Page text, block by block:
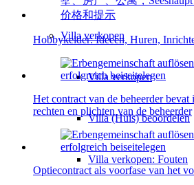
Villaverkopen
Villa verkopen
Villa (Huis) beoordelen
Villa verkopen: Fouten
Hobbykelder: Ideeën, Huren,
Het contract van de beheerder
rechten en plichten van de beheerder
Optiecontract als voorfase van het